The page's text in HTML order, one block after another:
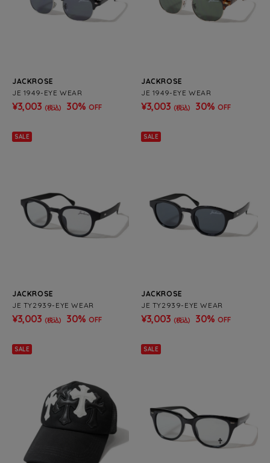
JACKROSE
JE 1949-EYE WEAR
¥3,003 (税込) 30% OFF
JACKROSE
JE 1949-EYE WEAR
¥3,003 (税込) 30% OFF
SALE
JACKROSE
JE TY2939-EYE WEAR
¥3,003 (税込) 30% OFF
SALE
JACKROSE
JE TY2939-EYE WEAR
¥3,003 (税込) 30% OFF
SALE SALE